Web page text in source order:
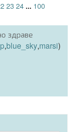
2324 ... 100
здраве
,blue_sky,marsi)